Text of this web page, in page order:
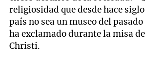
religiosidad que desde hace
país no sea un museo del
ha exclamado durante la misa
Christi.